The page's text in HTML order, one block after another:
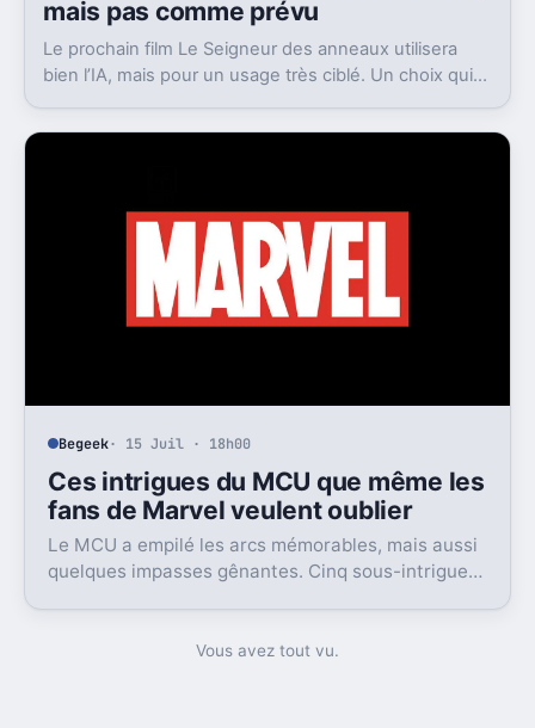
mais pas comme prévu
Le prochain film Le Seigneur des anneaux utilisera
bien l’IA, mais pour un usage très ciblé. Un choix qui
Begeek· 15 Juil · 18h00
Ces intrigues du MCU que même les
fans de Marvel veulent oublier
Le MCU a empilé les arcs mémorables, mais aussi
quelques impasses gênantes. Cinq sous-intrigues